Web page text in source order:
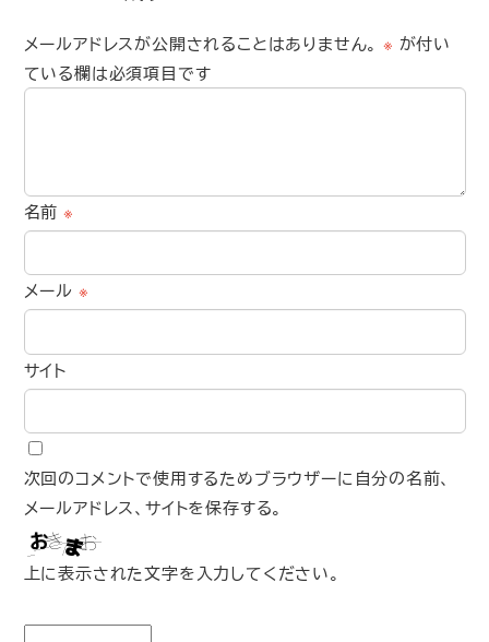
メールアドレスが公開されることはありません。 ※ が付い
ている欄は必須項目です
名前 ※
メール ※
サイト
次回のコメントで使用するためブラウザーに自分の名前、
メールアドレス、サイトを保存する。
上に表示された文字を入力してください。